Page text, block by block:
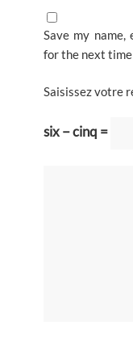
Save my
for the next
Saisissez votre
six − cinq =